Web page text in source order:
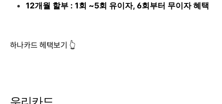
12개월 할부 : 1회 ~5회 유이자, 6회부터 무이자 혜택
하나카드 헤택보기 👆